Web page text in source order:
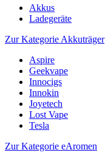
Akkus
Ladegeräte
Zur Kategorie Akkuträger
Aspire
Geekvape
Innocigs
Innokin
Joyetech
Lost Vape
Tesla
Zur Kategorie eAromen